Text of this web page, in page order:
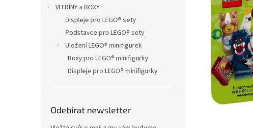
VITRÍNY a BOXY
Displeje pro LEGO® sety
Podstavce pro LEGO® sety
Uložení LEGO® minifigurek
Boxy pro LEGO® minifigurky
Displeje pro LEGO® minifigurky
Odebírat newsletter